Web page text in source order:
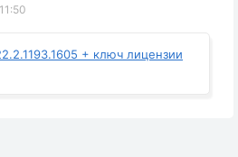
+ ключ лицензии